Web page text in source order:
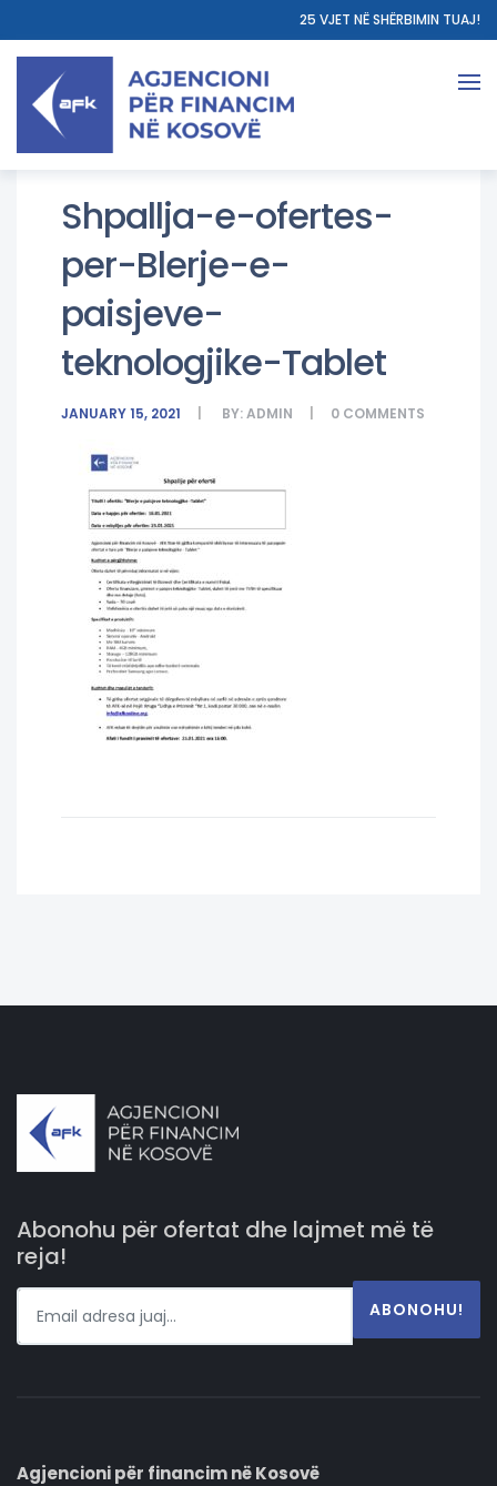
25 VJET NË SHËRBIMIN TUAJ!
Shpallja-e-ofertes-
per-Blerje-e-
paisjeve-
teknologjike-Tablet
JANUARY 15, 2021 BY:ADMIN 0 COMMENTS
Abonohu për ofertat dhe lajmet më të
reja!
ABONOHU!
Agjencioni për financim në Kosovë